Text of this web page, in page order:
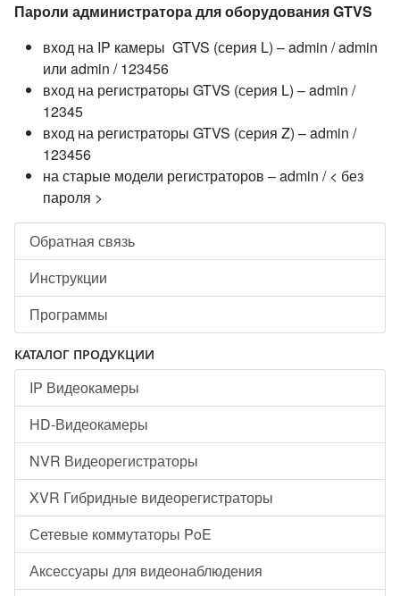
Пароли администратора для оборудования GTVS
вход на IP камеры GTVS (серия L) – admin / admin
или admin / 123456
вход на регистраторы GTVS (серия L) – admin /
12345
вход на регистраторы GTVS (серия Z) – admin /
123456
на старые модели регистраторов – admin / < без
пароля >
Обратная связь
Инструкции
Программы
КАТАЛОГ ПРОДУКЦИИ
IP Видеокамеры
HD-Видеокамеры
NVR Видеорегистраторы
XVR Гибридные видеорегистраторы
Сетевые коммутаторы PoE
Аксессуары для видеонаблюдения